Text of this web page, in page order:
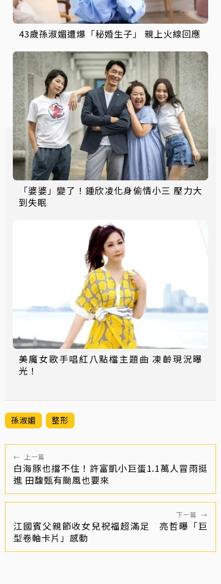
43歲孫淑媚遭爆「秘婚生子」 親上火線回應
「婆婆」變了！鍾欣凌化身偷情小三 壓力大
到失眠
美魔女歌手唱紅八點檔主題曲 凍齡現況曝
光！
孫淑媚 整形
← 上一篇
白海豚也擋不住！許富凱小巨蛋1.1萬人冒雨挺
進 田馥甄有颱風也要來
下一篇 →
江國賓父親節收女兒祝福超滿足 亮哲曝「巨
型卷軸卡片」感動